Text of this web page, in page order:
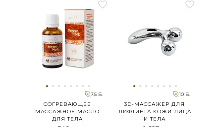
7.5 Б.
СОГРЕВАЮЩЕЕ
МАССАЖНОЕ МАСЛО
ДЛЯ ТЕЛА
10 Б.
3D-МАССАЖЕР ДЛЯ
ЛИФТИНГА КОЖИ ЛИЦА
И ТЕЛА